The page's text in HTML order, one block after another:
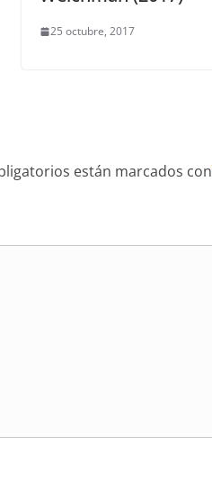
25 octubre, 2017
están marcados con